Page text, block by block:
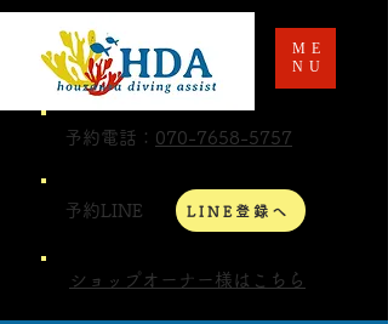
予約電話： 070-7658-5757
予約LINE LINE登録へ
ショップオーナー様はこちら
ME
NU